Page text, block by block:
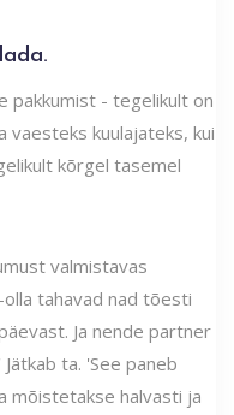
pakkumist - tegelikult on
vaesteks kuulajateks, kui
kõrgel tasemel
valmistavas
tahavad nad tõesti
Ja nende partner
ta. 'See paneb
mõistetakse halvasti ja